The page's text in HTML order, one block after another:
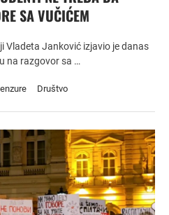
SA VUČIĆEM
Vladeta Janković izjavio je danas
na razgovor sa …
Društvo